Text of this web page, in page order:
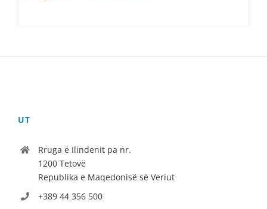
UT
Rruga e Ilindenit pa nr.
1200 Tetovë
Republika e Maqedonisë së Veriut
+389 44 356 500